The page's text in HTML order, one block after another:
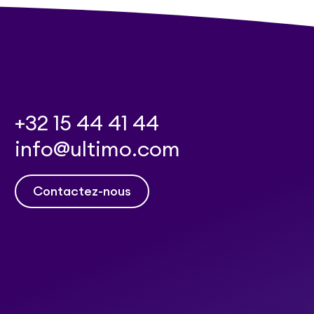
+32 15 44 41 44
info@ultimo.com
Contactez-nous